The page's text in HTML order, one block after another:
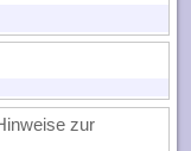
zur